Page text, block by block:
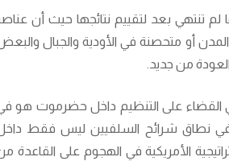
لم تنتهي بعد لتقييم نتائجها حيث أن
أو متحصنة في الأودية والجبال
من جديد.
في القضاء على التنظيم داخل حضرموت هو
في نطاق شرائح السلفيين ليس فقط
الأمريكية في الهجوم على القاعدة